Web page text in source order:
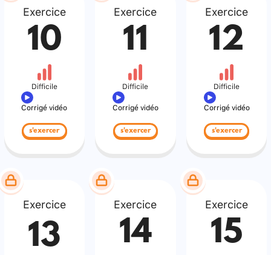
Exercice
10
Difficile
Corrigé vidéo
s'exercer
Exercice
11
Difficile
Corrigé vidéo
s'exercer
Exercice
12
Difficile
Corrigé vidéo
s'exercer
Exercice
13
Exercice
14
Exercice
15